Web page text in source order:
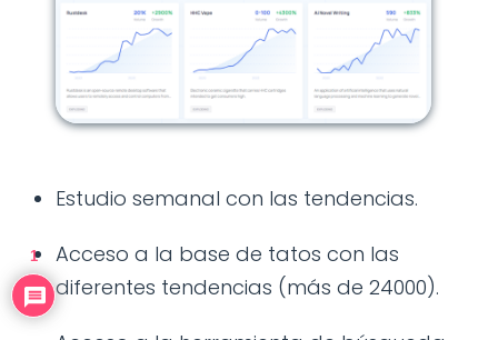
Estudio semanal con las tendencias.
Acceso a la base de tatos con las
diferentes tendencias (más de 24000).
1